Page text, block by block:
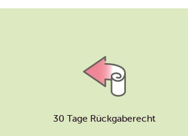
30 Tage Rückgaberecht